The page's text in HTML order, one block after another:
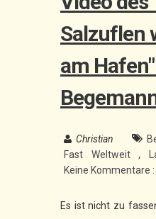
Salzuflen
am
Christian
Fast Weltweit ,
Keine Kommentare :
Es ist nicht zu